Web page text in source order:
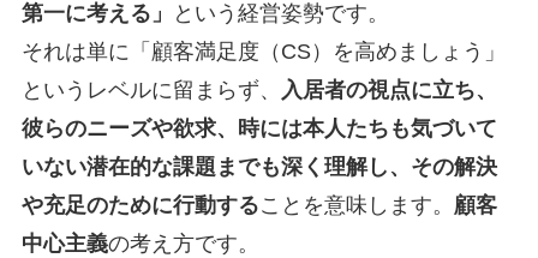
第一に考える」
という経営姿勢です。
それは単に「顧客満足度（CS）を高めましょう」
というレベルに留まらず、
入居者の視点に立ち、
彼らのニーズや欲求、時には本人たちも気づいて
いない潜在的な課題までも深く理解し、その解決
や充足のために行動することを意味します。 顧客
中心主義の考え方です。